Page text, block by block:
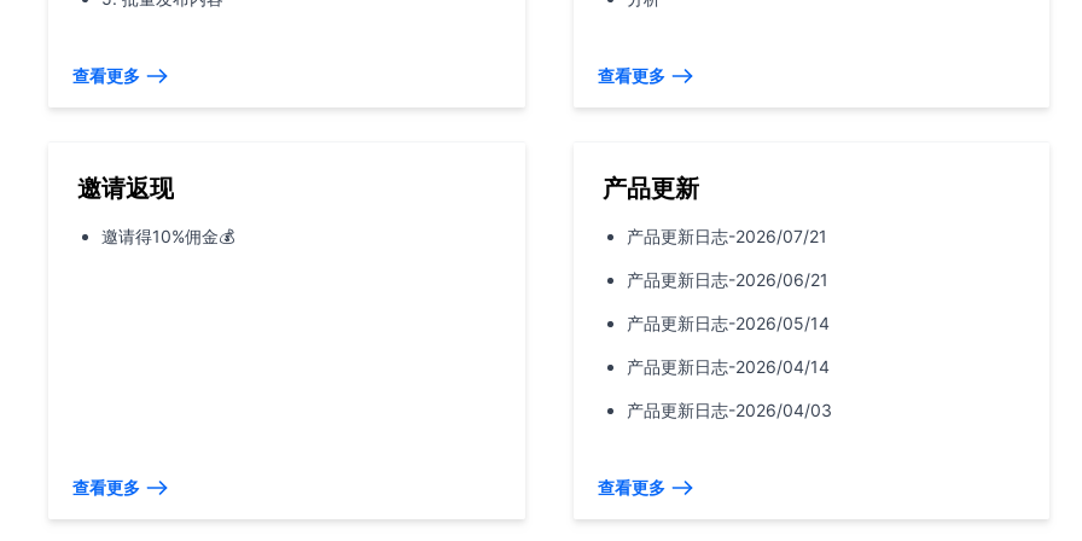
查看更多 查看更多
邀请返现
邀请得10%佣金💰
查看更多
产品更新
产品更新日志-2026/07/21
产品更新日志-2026/06/21
产品更新日志-2026/05/14
产品更新日志-2026/04/14
产品更新日志-2026/04/03
查看更多